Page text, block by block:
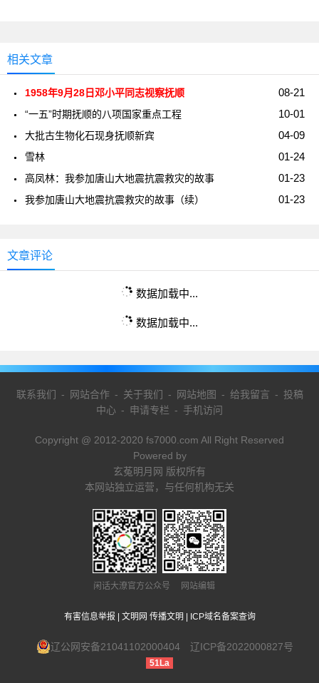
相关文章
08-21
1958年9月28日邓小平同志视察抚顺
10-01
“一五”时期抚顺的八项国家重点工程
04-09
大批古生物化石现身抚顺新宾
01-24
雪林
01-23
高凤林：我参加唐山大地震抗震救灾的故事
01-23
我参加唐山大地震抗震救灾的故事（续）
文章评论
数据加载中...
数据加载中...
联系我们 - 网站合作- 关于我们 - 网站地图 - 给我留言 - 投稿
中心 - 申请专栏 - 手机访问
Copyright @ 2012-2020 fs7000.com All Right Reserved
Powered by
玄菟明月网 版权所有
本网站独立运营，与任何机构无关
闲话大潦官方公众号 网站编辑
有害信息举报 | 文明网 传播文明 | ICP域名备案查询
辽公网安备21041102000404 辽ICP备2022000827号
51La